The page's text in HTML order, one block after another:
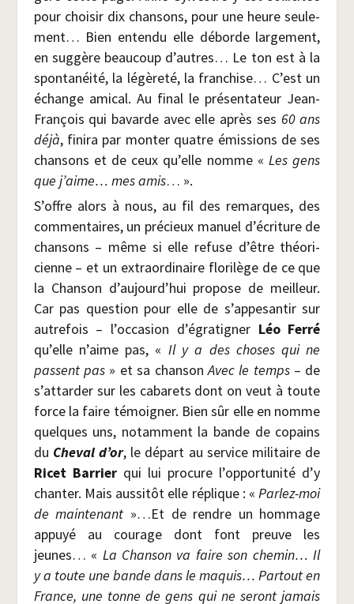
pour choi­sir dix chan­sons, pour une heure seule­
ment… Bien enten­du elle déborde lar­ge­ment,
en sug­gère beau­coup d’autres… Le ton est à la
spon­ta­néi­té, la légè­re­té, la fran­chise… C’est un
échange ami­cal. Au final le pré­sen­ta­teur Jean-
Fran­çois qui bavarde avec elle après ses 60 ans
déjà, fini­ra par mon­ter quatre émis­sions de ses
chan­sons et de ceux qu’elle nomme «Les gens
que j’aime… mes amis… ».
S’offre alors à nous, au fil des remarques, des
com­men­taires, un pré­cieux manuel d’écriture de
chan­sons – même si elle refuse d’être théo­ri­
cienne – et un extra­or­di­naire flo­ri­lège de ce que
la Chan­son d’aujourd’hui pro­pose de meilleur.
Car pas ques­tion pour elle de s’appesantir sur
autre­fois – l’occasion d’égratigner Léo Fer­ré
qu’elle n’aime pas, « Il y a des choses qui ne
passent pas » et sa chan­sonAvec le temps– de
s’attarder sur les caba­rets dont on veut à toute
force la faire témoi­gner. Bien sûr elle en nomme
quelques uns, notam­ment la bande de copains
du Che­val d’or, le départ au ser­vice mili­taire de
Ricet Bar­rierqui lui pro­cure l’opportunité d’y
chan­ter. Mais aus­si­tôt elle réplique : «Par­lez-moi
de main­te­nant »…Et de rendre un hom­mage
appuyé au cou­rage dont font preuve les
jeunes… « La Chan­son va faire son che­min… Il
y a toute une bande dans le maquis… Par­tout en
France, une tonne de gens qui ne seront jamais